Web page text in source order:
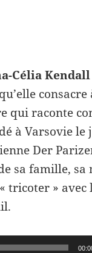
Célia
consacre
qui raconte
à Varsovie
Der
sa famille, sa
tricoter » avec